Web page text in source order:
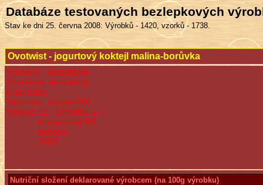
Databáze testovaných bezlepkových
Stav ke dni 25. června 2008: Výrobků - 1420, vzorků - 1738.
Ovotwist - jogurtový koktejl malina-borůvka
Vyrobeno:
(nezjištěno)
Trvanlivost: (nezjištěno)
Číslo šarže:
Testováno:
březen 2007
Výrobce: CZ - DANONE, a. s.
Konopišťská 905
Benešov
25637
Nutriční složení deklarované výrobcem (na 100g výrobku)